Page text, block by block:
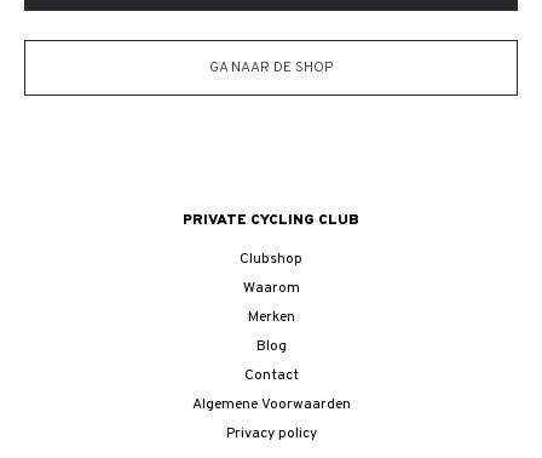
GA NAAR DE SHOP
PRIVATE CYCLING CLUB
Clubshop
Waarom
Merken
Blog
Contact
Algemene Voorwaarden
Privacy policy